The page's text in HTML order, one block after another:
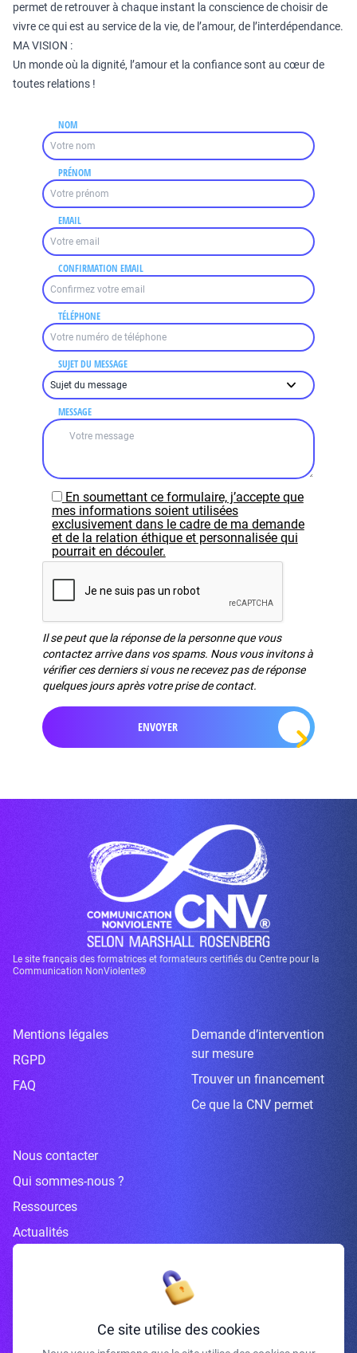
permet de retrouver à chaque instant la conscience de choisir de
vivre ce qui est au service de la vie, de l’amour, de l’interdépendance.
MA VISION :
Un monde où la dignité, l’amour et la confiance sont au cœur de
toutes relations !
NOM
PRÉNOM
EMAIL
CONFIRMATION EMAIL
TÉLÉPHONE
SUJET DU MESSAGE
MESSAGE
En soumettant ce formulaire, j’accepte que
mes informations soient utilisées
exclusivement dans le cadre de ma demande
et de la relation éthique et personnalisée qui
pourrait en découler.
Il se peut que la réponse de la personne que vous
contactez arrive dans vos spams. Nous vous invitons à
vérifier ces derniers si vous ne recevez pas de réponse
quelques jours après votre prise de contact.
Le site français des formatrices et formateurs certifiés du Centre pour la
Communication NonViolente®
Mentions légales
RGPD
FAQ
Demande d’intervention
sur mesure
Trouver un financement
Ce que la CNV permet
Nous contacter
Qui sommes-nous ?
Ressources
Actualités
Inscrivez-vous à la newsletter
Ce site utilise des cookies